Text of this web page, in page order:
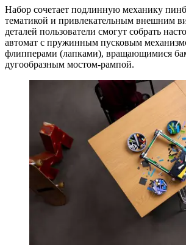
Набор сочетает подлинную механику
тематикой и привлекательным внешним
деталей пользователи смогут собрать
автомат с пружинным пусковым
флипперами (лапками), вращающимися
дугообразным мостом-рампой.